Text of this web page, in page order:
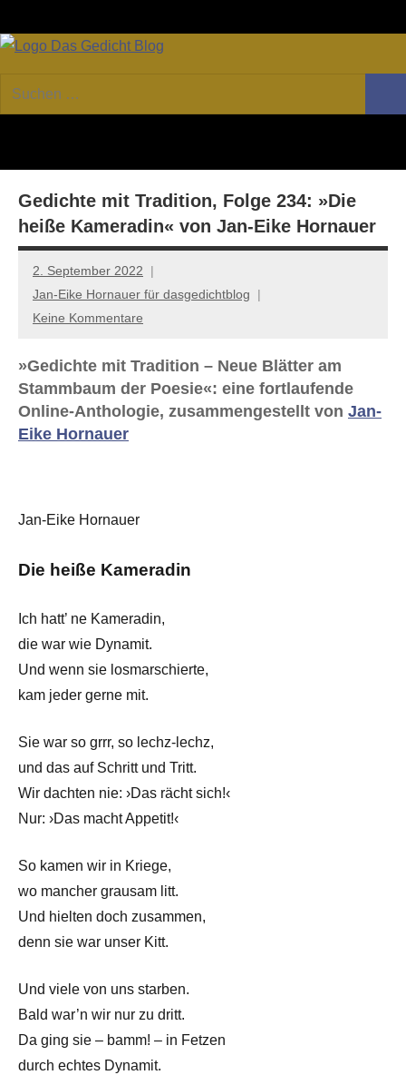
Inhalt
GEDICHT
Forum
von
Lyrik,
Essay
Suchen
nach:
Gedichte mit Tradition, Folge 234: »Die
heiße Kameradin« von Jan-Eike Hornauer
2. September 2022
Jan-Eike Hornauer für dasgedichtblog
Keine Kommentare
»Gedichte mit Tradition – Neue Blätter am
Stammbaum der Poesie«: eine fortlaufende
Online-Anthologie, zusammengestellt von Jan-
Eike Hornauer
Jan-Eike Hornauer
Die heiße Kameradin
Ich hatt’ ne Kameradin,
die war wie Dynamit.
Und wenn sie losmarschierte,
kam jeder gerne mit.
Sie war so grrr, so lechz-lechz,
und das auf Schritt und Tritt.
Wir dachten nie: ›Das rächt sich!‹
Nur: ›Das macht Appetit!‹
So kamen wir in Kriege,
wo mancher grausam litt.
Und hielten doch zusammen,
denn sie war unser Kitt.
Und viele von uns starben.
Bald war’n wir nur zu dritt.
Da ging sie – bamm! – in Fetzen
durch echtes Dynamit.